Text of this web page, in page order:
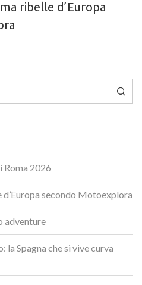
ribelle d’Europa
2026
d’Europa secondo Motoexplora
adventure
la Spagna che si vive curva